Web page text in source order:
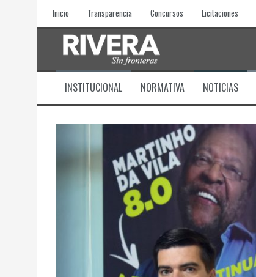
Inicio Transparencia Concursos Licitaciones
INSTITUCIONAL NORMATIVA NOTICIAS